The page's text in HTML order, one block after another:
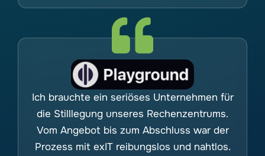
Ich brauchte ein seriöses Unternehmen für
die Stilllegung unseres Rechenzentrums.
Vom Angebot bis zum Abschluss war der
Prozess mit exIT reibungslos und nahtlos.